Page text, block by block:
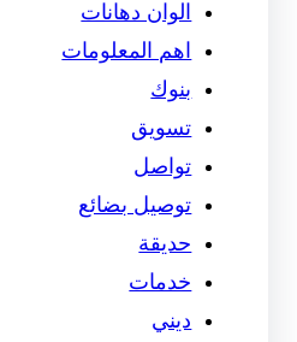
الوان دهانات
اهم المعلومات
بنوك
تسويق
تواصل
توصيل بضائع
حديقة
خدمات
ديني